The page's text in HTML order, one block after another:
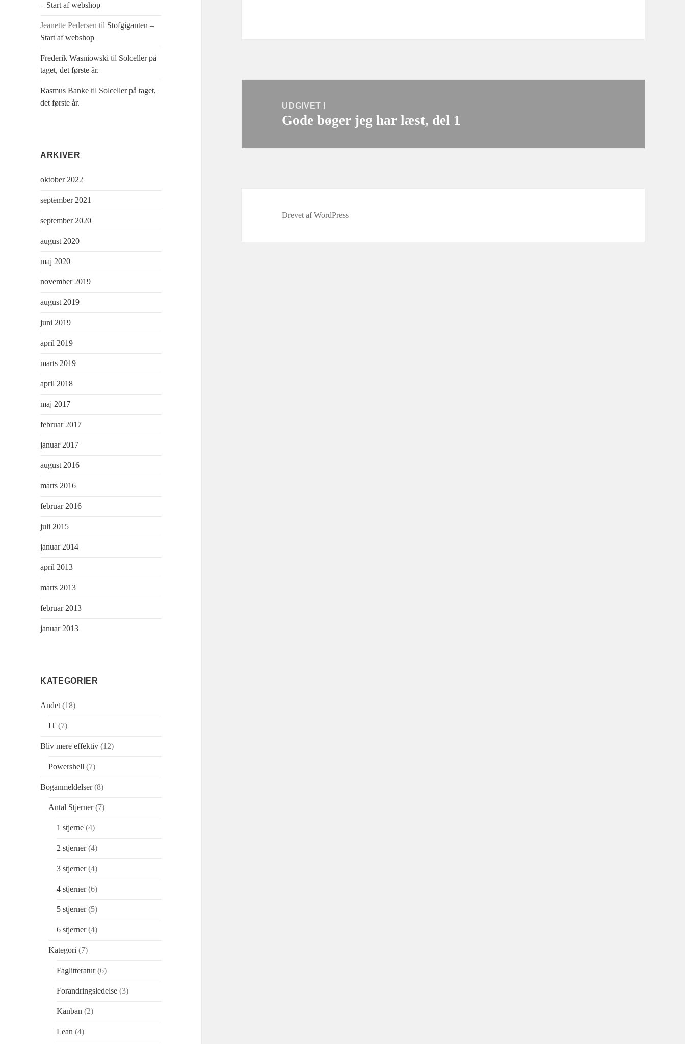
– Start af webshop
Jeanette Pedersen til Stofgiganten –
Start af webshop
Frederik Wasniowski til Solceller på
taget, det første år.
Rasmus Banke til Solceller på taget,
det første år.
ARKIVER
oktober 2022
september 2021
september 2020
august 2020
maj 2020
november 2019
august 2019
juni 2019
april 2019
marts 2019
april 2018
maj 2017
februar 2017
januar 2017
august 2016
marts 2016
februar 2016
juli 2015
januar 2014
april 2013
marts 2013
februar 2013
januar 2013
KATEGORIER
Andet (18)
IT (7)
Bliv mere effektiv (12)
Powershell (7)
Boganmeldelser(8)
Antal Stjerner(7)
1 stjerne (4)
2 stjerner(4)
3 stjerner(4)
4 stjerner(6)
5 stjerner(5)
6 stjerner(4)
Kategori (7)
Faglitteratur(6)
Forandringsledelse (3)
Kanban (2)
Lean (4)
UDGIVET I
Gode bøger jeg har læst, del 1
Drevet af WordPress